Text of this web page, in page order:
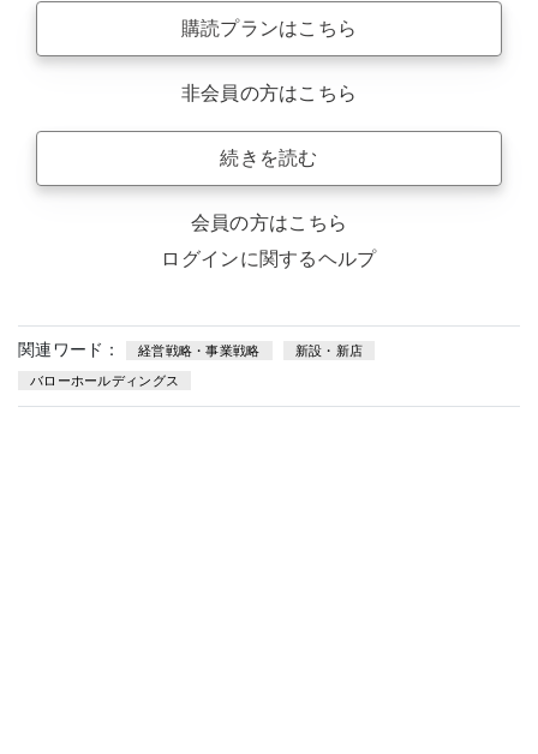
購読プランはこちら
非会員の方はこちら
続きを読む
会員の方はこちら
ログインに関するヘルプ
関連ワード： 経営戦略・事業戦略 新設・新店
バローホールディングス